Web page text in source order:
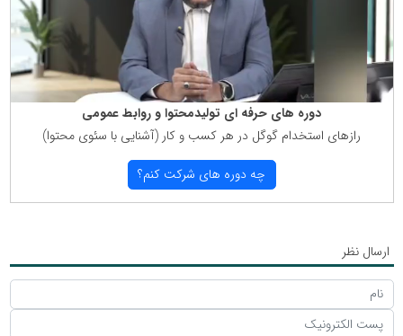
دوره های حرفه ای تولیدمحتوا و روابط عمومی
رازهای استخدام گوگل در هر كسب و كار (آشنایی با سئوی محتوا)
چه دوره های شركت كنم؟
ارسال نظر